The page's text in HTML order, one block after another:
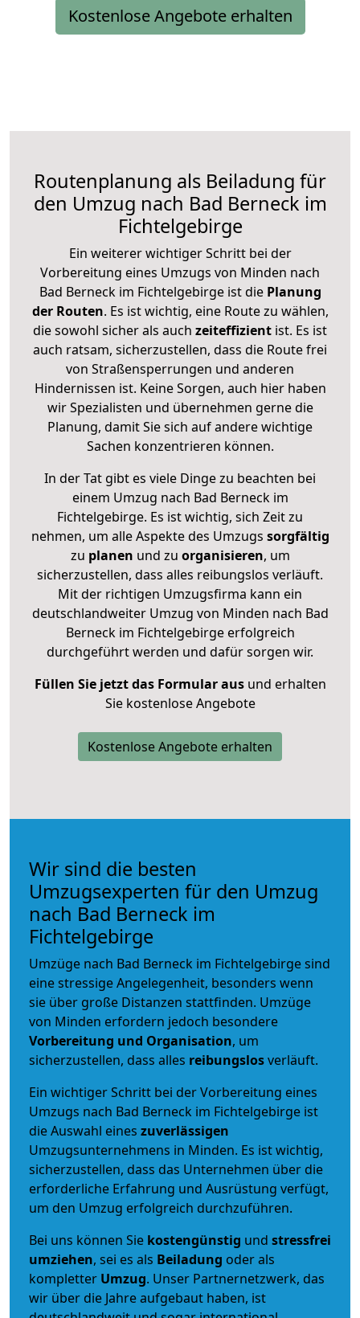
Kostenlose Angebote erhalten
Routenplanung als Beiladung für
den Umzug nach Bad Berneck im
Fichtelgebirge
Ein weiterer wichtiger Schritt bei der
Vorbereitung eines Umzugs von Minden nach
Bad Berneck im Fichtelgebirge ist diePlanung
der Routen. Es ist wichtig, eine Route zu wählen,
die sowohl sicher als auch zeiteffizient ist. Es ist
auch ratsam, sicherzustellen, dass die Route frei
von Straßensperrungen und anderen
Hindernissen ist. Keine Sorgen, auch hier haben
wir Spezialisten und übernehmen gerne die
Planung, damit Sie sich auf andere wichtige
Sachen konzentrieren können.
In der Tat gibt es viele Dinge zu beachten bei
einem Umzug nach Bad Berneck im
Fichtelgebirge. Es ist wichtig, sich Zeit zu
nehmen, um alle Aspekte des Umzugs sorgfältig
zu planen und zu organisieren, um
sicherzustellen, dass alles reibungslos verläuft.
Mit der richtigen Umzugsfirma kann ein
deutschlandweiter Umzug von Minden nach Bad
Berneck im Fichtelgebirge erfolgreich
durchgeführt werden und dafür sorgen wir.
Füllen Sie jetzt das Formular ausund erhalten
Sie kostenlose Angebote
Kostenlose Angebote erhalten
Wir sind die besten
Umzugsexperten für den Umzug
nach Bad Berneck im
Fichtelgebirge
Umzüge nach Bad Berneck im Fichtelgebirge sind
eine stressige Angelegenheit, besonders wenn
sie über große Distanzen stattfinden. Umzüge
von Minden erfordern jedoch besondere
Vorbereitung und Organisation, um
sicherzustellen, dass alles reibungslosverläuft.
Ein wichtiger Schritt bei der Vorbereitung eines
Umzugs nach Bad Berneck im Fichtelgebirge ist
die Auswahl eines zuverlässigen
Umzugsunternehmens in Minden. Es ist wichtig,
sicherzustellen, dass das Unternehmen über die
erforderliche Erfahrung und Ausrüstung verfügt,
um den Umzug erfolgreich durchzuführen.
Bei uns können Sie kostengünstig und stressfrei
umziehen, sei es als Beiladung oder als
kompletter Umzug. Unser Partnernetzwerk, das
wir über die Jahre aufgebaut haben, ist